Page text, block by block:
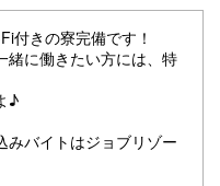
付きの寮完備です！
緒に働きたい方には、特
♪
みバイトはジョブリゾー